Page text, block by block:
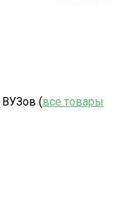
ВУЗов (все товары